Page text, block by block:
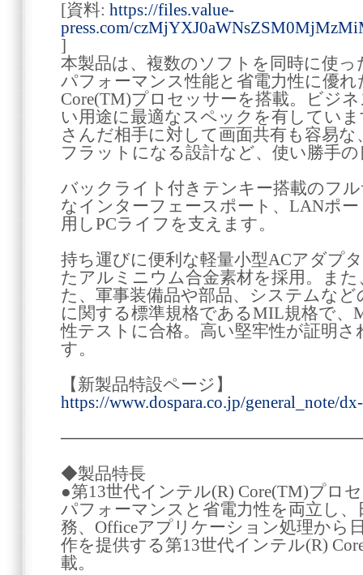
[資料: https://files.value-
press.com/
]
本製品は、複数のソフトを同時に使
パフォーマンス性能と省電力性に優
Core(TM)プロセッサーを搭載。ビジ
い用途に最適なスペックを有してい
さんだ相手に対して画面共有も容易な
フラットになる設計など、使い勝手
バックライト付きテンキー搭載のフ
なインターフェースポート、LANポ
用しPCライフを支えます。
持ち運びに便利な軽量小型ACアダプ
たアルミニウム合金素材を採用。ま
た、軍事装備品や部品、システムなど
に関する標準規格であるMIL規格で、
性テストに合格。高い堅牢性が証明
す。
【新製品特設ページ】
https://www.dospara.co.jp/general_note/
◆製品特長
●第13世代インテル(R) Core(TM)プロ
パフォーマンスと省電力性を両立し、
務、Officeアプリケーション処理から
作を提供する第13世代インテル(R)
載。